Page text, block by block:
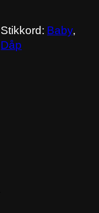
Stikkord: Baby
Dåp